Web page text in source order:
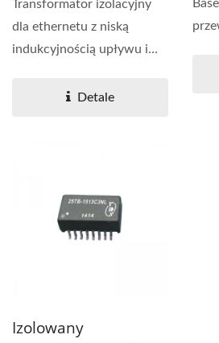
Transformator izolacyjny
dla ethernetu z niską
indukcyjnością upływu i
Detale
Izolowany